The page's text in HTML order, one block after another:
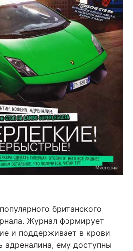
британского
Журнал формирует
и поддерживает в крови
адреналина, ему доступны